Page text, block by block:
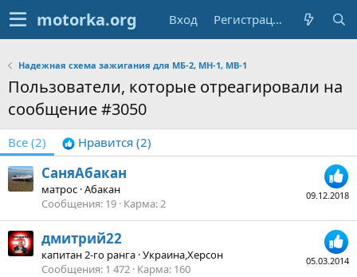
Вход Регистрация
Надежная схема зажигания для МБ-2, МН-1, МВ-1
Пользователи, которые отреагировали на
сообщение #3050
Все (2) Нравится (2)
09.12.2018
СаняАбакан
матрос ·Абакан
Сообщения 19 Карма 2
05.03.2014
дмитрий22
капитан 2-го ранга ·Украина,Херсон
Сообщения 1 472 Карма 160